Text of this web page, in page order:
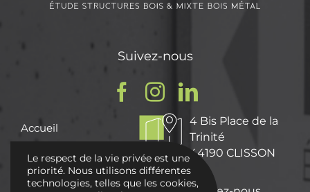
Accueil
Nos Missions
Suivez-nous
4 Bis Place de la
Trinité
44190 CLISSON
Le respect de la vie privée est une
priorité. Nous utilisons différentes
technologies, telles que les cookies,